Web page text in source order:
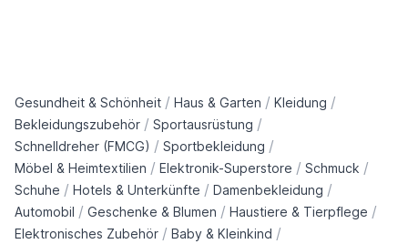
Gesundheit & Schönheit / Haus & Garten / Kleidung /
Bekleidungszubehör / Sportausrüstung /
Schnelldreher (FMCG) / Sportbekleidung /
Möbel & Heimtextilien / Elektronik-Superstore / Schmuck /
Schuhe / Hotels & Unterkünfte / Damenbekleidung /
Automobil / Geschenke & Blumen / Haustiere & Tierpflege /
Elektronisches Zubehör / Baby & Kleinkind /